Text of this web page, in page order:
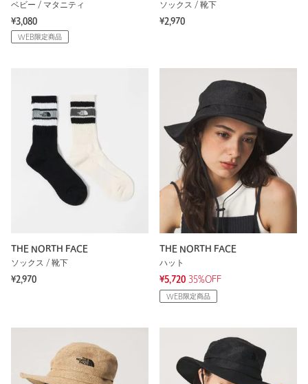
ベビー / マタニティ
¥3,080
WEB限定商品
ソックス / 靴下
¥2,970
THE NORTH FACE
ソックス / 靴下
¥2,970
THE NORTH FACE
ハット
¥5,720 35%OFF
WEB限定商品